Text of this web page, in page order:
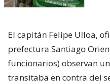
El capitán Felipe Ulloa,
prefectura Santiago
funcionarios) observan
transitaba en contra del